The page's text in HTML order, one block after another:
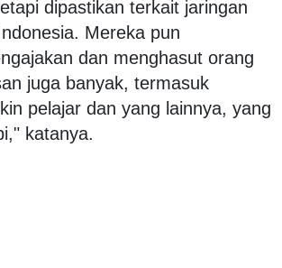
dipastikan terkait jaringan
Mereka pun
dan menghasut orang
juga banyak, termasuk
pelajar dan yang lainnya, yang
katanya.